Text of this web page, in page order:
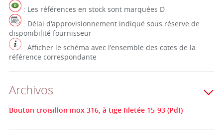
: Les références en stock sont marquées D
: Délai d'approvisionnement indiqué sous réserve de
disponibilité fournisseur
: Afficher le schéma avec l'ensemble des cotes de la
référence correspondante
Archivos
Bouton croisillon inox 316, à tige filetée 15-93 (Pdf)